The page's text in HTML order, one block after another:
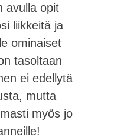
avulla opit
liikkeitä ja
ominaiset
tasoltaan
ei edellytä
mutta
myös jo